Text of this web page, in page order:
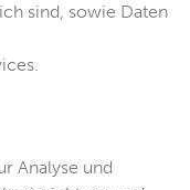
sind, sowie Daten
Analyse und